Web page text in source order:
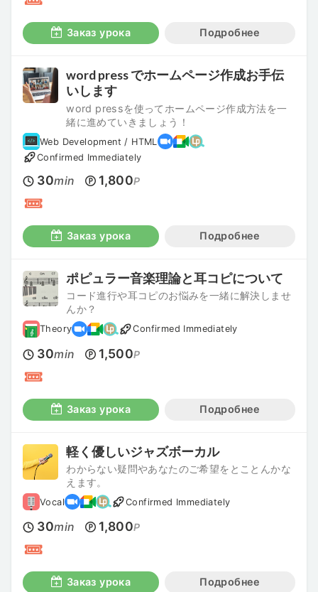
Заказ урока Подробнее
word press でホームページ作成お手伝
いします
word pressを使ってホームページ作成方法を一
緒に進めていきましょう！
Web Development / HTML
Confirmed Immediately
30min 1,800P
Заказ урока Подробнее
ポピュラー音楽理論と耳コピについて
コード進行や耳コピのお悩みを一緒に解決しませ
んか？
Theory Confirmed Immediately
30min 1,500P
Заказ урока Подробнее
軽く優しいジャズボーカル
わからない疑問やあなたのご希望をとことんかな
えます。
Vocal Confirmed Immediately
30min 1,800P
Заказ урока Подробнее